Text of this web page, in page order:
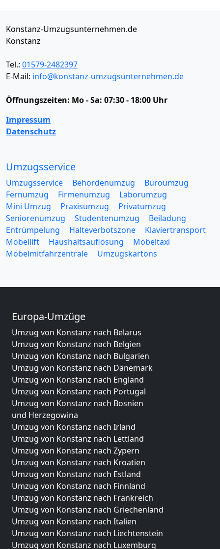
Konstanz-Umzugsunternehmen.de
Konstanz
Tel.: 01579-2482397
E-Mail: info@konstanz-umzugsunternehmen.de
Öffnungszeiten: Mo - Sa: 07:30 - 18:00 Uhr
Impressum
Datenschutz
Umzugsservice
Umzugsservice Behördenumzug
Büroumzug
Fernumzug
Firmenumzug
Laborumzug
Mini Umzug
Praxisumzug
Privatumzug
Seniorenumzug
Studentenumzug
Beiladung
Entrümpelung
Halteverbotszone
Klaviertransport
Möbellift
Haushaltsauflösung
Möbeltaxi
Möbelmitfahrzentrale
Umzugskartons
Europa-Umzüge
Umzug von Konstanz nach Belarus
Umzug von Konstanz nach Belgien
Umzug von Konstanz nach Bulgarien
Umzug von Konstanz nach Dänemark
Umzug von Konstanz nach England
Umzug von Konstanz nach Portugal
Umzug von Konstanz nach Bosnien
und Herzegowina
Umzug von Konstanz nach Irland
Umzug von Konstanz nach Lettland
Umzug von Konstanz nach Zypern
Umzug von Konstanz nach Kroatien
Umzug von Konstanz nach Estland
Umzug von Konstanz nach Finnland
Umzug von Konstanz nach Frankreich
Umzug von Konstanz nach Griechenland
Umzug von Konstanz nach Italien
Umzug von Konstanz nach Liechtenstein
Umzug von Konstanz nach Luxemburg